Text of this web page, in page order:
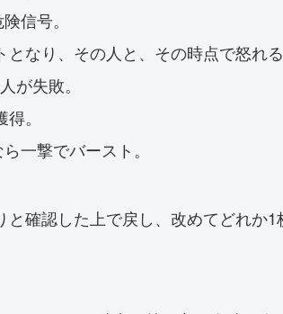
信号。
となり、その人と、その時点で怒れ
が失敗。
。
一撃でバースト。
と確認した上で戻し、改めてどれか